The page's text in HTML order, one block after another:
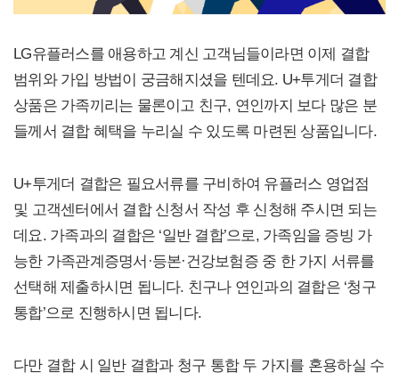
LG유플러스를 애용하고 계신 고객님들이라면 이제 결합
범위와 가입 방법이 궁금해지셨을 텐데요. U+투게더 결합
상품은 가족끼리는 물론이고 친구, 연인까지 보다 많은 분
들께서 결합 혜택을 누리실 수 있도록 마련된 상품입니다.
U+투게더 결합은 필요서류를 구비하여 유플러스 영업점
및 고객센터에서 결합 신청서 작성 후 신청해 주시면 되는
데요. 가족과의 결합은 ‘일반 결합’으로, 가족임을 증빙 가
능한 가족관계증명서·등본·건강보험증 중 한 가지 서류를
선택해 제출하시면 됩니다. 친구나 연인과의 결합은 ‘청구
통합’으로 진행하시면 됩니다.
다만 결합 시 일반 결합과 청구 통합 두 가지를 혼용하실 수